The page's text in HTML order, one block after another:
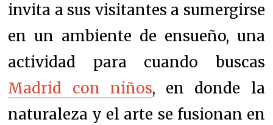
invita a sus visitantes a sumergirse
en un ambiente de ensueño, una
actividad para cuando buscas
Madrid con niños, en donde la
naturaleza y el arte se fusionan en